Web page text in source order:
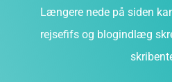
Længere nede på siden
rejsefifs og blogindlæg